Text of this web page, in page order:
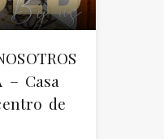
– Casa
de